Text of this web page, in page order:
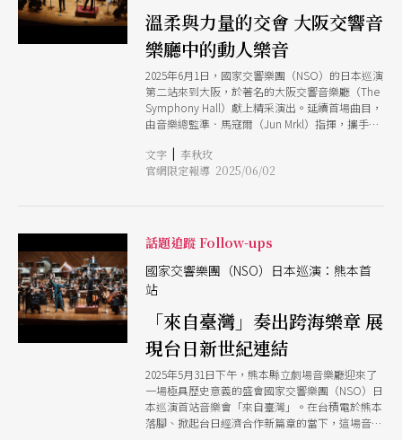
名人齊聚 見證台灣音樂力量 音樂會吸引眾多日
本政界、藝術界、文化界人士，且包括超過10位的
日本國會議員及多國駐日大使館代表雲集，充分體
現NSO的國際影響力與音樂的跨界魅力。特別的是
前首相安倍晉三夫人安倍昭惠及前總統李登輝的女
兒李安妮也雙雙出席。 節目由貝多芬《D大調小提
琴協奏曲》揭開序幕。擔任獨奏的是旅美小提琴家
黃俊文，他的演奏展現極高的音樂素養與細膩詮
釋，以清澈圓潤的音色，精準掌握旋律線條的流動
與層次轉折，讓這首經典作品在溫暖與張力之間取
得絕妙平衡。黃俊文透露，這首曲子看似龐大，實
琴
溫柔與力量的交會 大阪交響音
樂廳中的動人樂音
2025年6月1日，國家交響樂團（NSO）的日本巡演
第二站來到大阪，於著名的大阪交響音樂廳（The
Symphony Hall）獻上精采演出。延續首場曲目，
由音樂總監準．馬寇爾（Jun Mrkl）指揮，攜手小
刻的曲目與精湛演出，讓大阪觀眾深受感動。
文字 | 李秋玫
官網限定報導 2025/06/02
話題追蹤 Follow-ups
國家交響樂團（NSO）日本巡演：熊本首
站
「來自臺灣」奏出跨海樂章 展
現台日新世紀連結
2025年5月31日下午，熊本縣立劇場音樂廳迎來了
一場極具歷史意義的盛會國家交響樂團（NSO）日
本巡演首站音樂會「來自臺灣」。在台積電於熊本
落腳、掀起台日經濟合作新篇章的當下，這場音樂